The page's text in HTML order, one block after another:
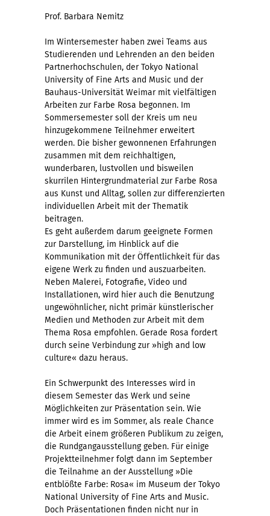
Prof. Barbara Nemitz
Im Wintersemester haben zwei Teams aus
Studierenden und Lehrenden an den beiden
Partnerhochschulen, der Tokyo National
University of Fine Arts and Music und der
Bauhaus-Universität Weimar mit vielfältigen
Arbeiten zur Farbe Rosa begonnen. Im
Sommersemester soll der Kreis um neu
hinzugekommene Teilnehmer erweitert
werden. Die bisher gewonnenen Erfahrungen
zusammen mit dem reichhaltigen,
wunderbaren, lustvollen und bisweilen
skurrilen Hintergrundmaterial zur Farbe Rosa
aus Kunst und Alltag, sollen zur differenzierten
individuellen Arbeit mit der Thematik
beitragen.
Es geht außerdem darum geeignete Formen
zur Darstellung, im Hinblick auf die
Kommunikation mit der Öffentlichkeit für das
eigene Werk zu ﬁnden und auszuarbeiten.
Neben Malerei, Fotograﬁe, Video und
Installationen, wird hier auch die Benutzung
ungewöhnlicher, nicht primär künstlerischer
Medien und Methoden zur Arbeit mit dem
Thema Rosa empfohlen. Gerade Rosa fordert
durch seine Verbindung zur »high and low
culture« dazu heraus.
Ein Schwerpunkt des Interesses wird in
diesem Semester das Werk und seine
Möglichkeiten zur Präsentation sein. Wie
immer wird es im Sommer, als reale Chance
die Arbeit einem größeren Publikum zu zeigen,
die Rundgangausstellung geben. Für einige
Projektteilnehmer folgt dann im September
die Teilnahme an der Ausstellung »Die
entblößte Farbe: Rosa« im Museum der Tokyo
National University of Fine Arts and Music.
Doch Präsentationen ﬁnden nicht nur in